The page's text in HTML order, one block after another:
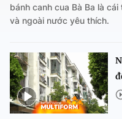
bánh canh cua Bà Ba là
và ngoài nước yêu thích.